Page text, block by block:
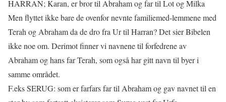
HARRAN; Karan, er bror til Abraham og far til Lot og Milka
Men flyttet ikke bare de ovenfor nevnte familiemed-lemmene med
Terah og Abraham da de dro fra Ur til Harran? Det sier Bibelen
ikke noe om. Derimot finner vi navnene til forfedrene av
Abraham og hans far Terah, som også har gitt navn til byer i
samme området.
F.eks SERUG: som er farfars far til Abraham og gav navnet til en